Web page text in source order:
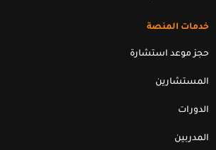
خدمات المنصة
حجز موعد استشارة
المستشارين
الدورات
المدربين